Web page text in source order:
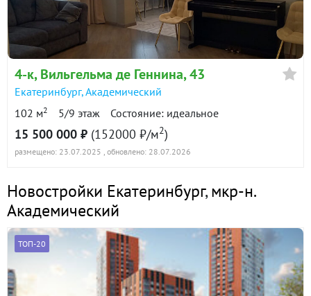
4-к, Вильгельма де Геннина, 43
Екатеринбург,Академический
102 м2 5/9 этаж Состояние: идеальное
15 500 000 ₽ (152000 ₽/м2)
размещено: 23.07.2025 , обновлено: 28.07.2026
Новостройки Екатеринбург,мкр-н.
Академический
ТОП-20